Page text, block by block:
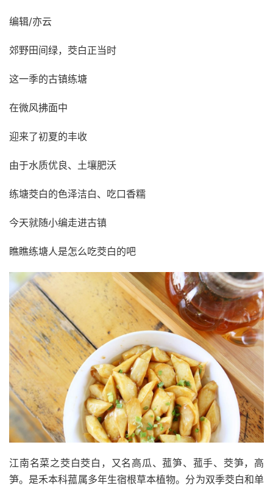
编辑/亦云
郊野田间绿，茭白正当时
这一季的古镇练塘
在微风拂面中
迎来了初夏的丰收
由于水质优良、土壤肥沃
练塘茭白的色泽洁白、吃口香糯
今天就随小编走进古镇
瞧瞧练塘人是怎么吃茭白的吧
江南名菜之茭白茭白，又名高瓜、菰笋、菰手、茭笋，高
笋。是禾本科菰属多年生宿根草本植物。分为双季茭白和单